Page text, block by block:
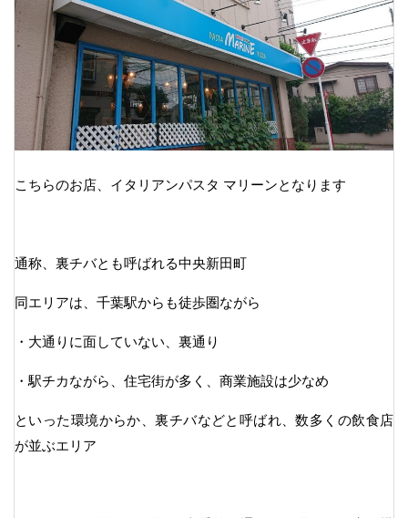
こちらのお店、イタリアンパスタ マリーンとなります
通称、裏チバとも呼ばれる中央新田町
同エリアは、千葉駅からも徒歩圏ながら
・大通りに面していない、裏通り
・駅チカながら、住宅街が多く、商業施設は少なめ
といった環境からか、裏チバなどと呼ばれ、数多くの飲食店
が並ぶエリア